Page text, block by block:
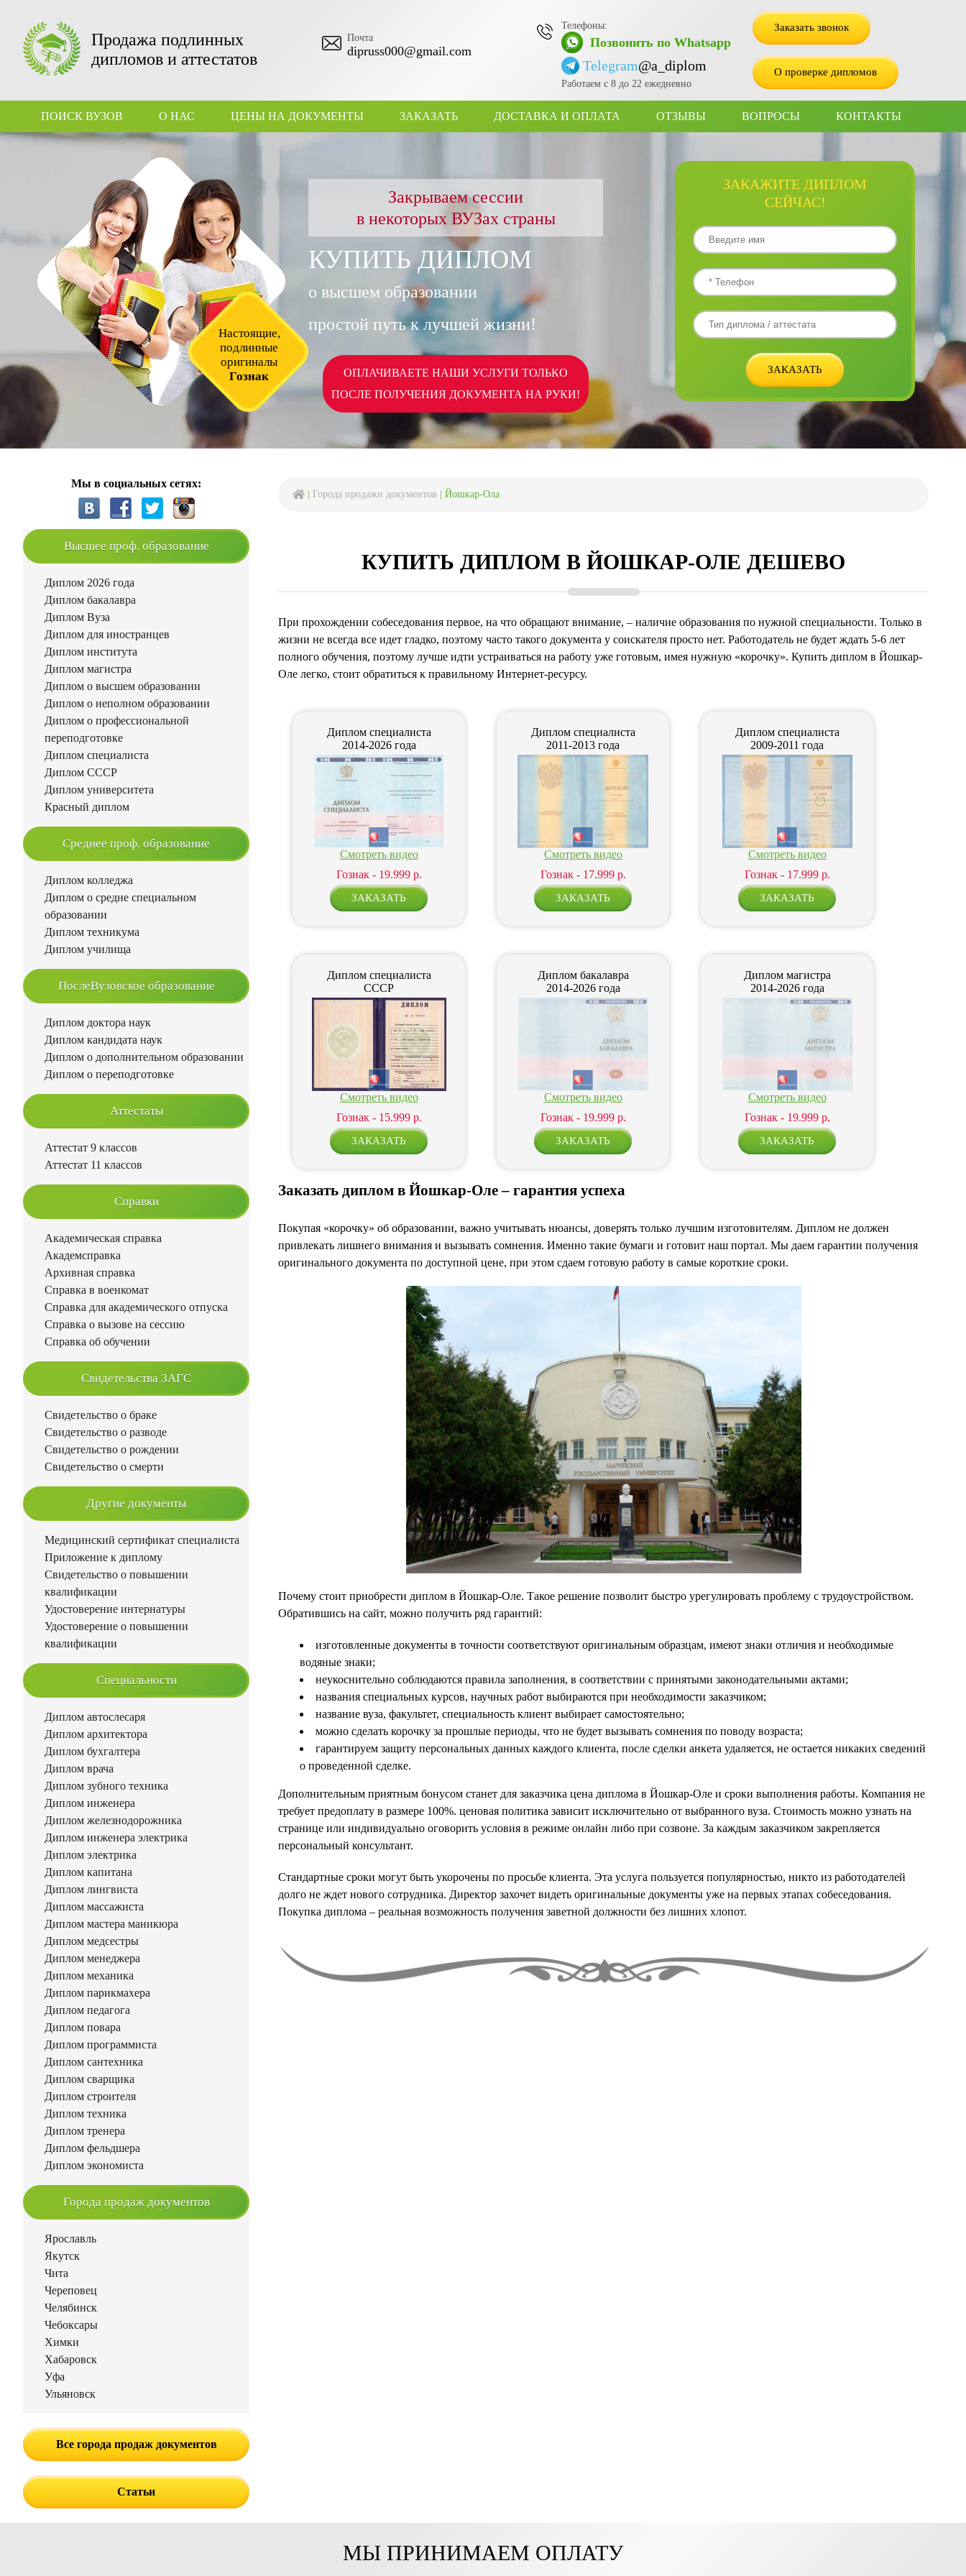
Продажа подлинных
дипломов и аттестатов
Почта
dipruss000@gmail.com
Телефоны:
Позвонить по Whatsapp
Telegram@a_diplom
Работаем с 8 до 22 ежедневно
Заказать звонок
О проверке дипломов
ПОИСК ВУЗОВ О НАС ЦЕНЫ НА ДОКУМЕНТЫ ЗАКАЗАТЬ ДОСТАВКА И ОПЛАТА ОТЗЫВЫ ВОПРОСЫ КОНТАКТЫ
Настоящие,
подлинные
оригиналы
Гознак
Закрываем сессии
в некоторых ВУЗах страны
КУПИТЬ ДИПЛОМ
о высшем образовании
простой путь к лучшей жизни!
ОПЛАЧИВАЕТЕ НАШИ УСЛУГИ ТОЛЬКО
ПОСЛЕ ПОЛУЧЕНИЯ ДОКУМЕНТА НА РУКИ!
ЗАКАЖИТЕ ДИПЛОМ
СЕЙЧАС!
Города продажи документов Йошкар-Ола
КУПИТЬ ДИПЛОМ В ЙОШКАР-ОЛЕ ДЕШЕВО
При прохождении собеседования первое, на что обращают внимание, – наличие образования по нужной специальности. Только в
жизни не всегда все идет гладко, поэтому часто такого документа у соискателя просто нет. Работодатель не будет ждать 5-6 лет
полного обучения, поэтому лучше идти устраиваться на работу уже готовым, имея нужную «корочку». Купить диплом в Йошкар-
Оле легко, стоит обратиться к правильному Интернет-ресурсу.
Диплом специалиста
2014-2026 года
Смотреть видео
Гознак - 19.999 р.
Диплом специалиста
2011-2013 года
Смотреть видео
Гознак - 17.999 р.
Диплом специалиста
2009-2011 года
Смотреть видео
Гознак - 17.999 р.
Диплом специалиста
СССР
Смотреть видео
Гознак - 15.999 р.
Диплом бакалавра
2014-2026 года
Смотреть видео
Гознак - 19.999 р.
Диплом магистра
2014-2026 года
Смотреть видео
Гознак - 19.999 р.
Заказать диплом в Йошкар-Оле – гарантия успеха
Покупая «корочку» об образовании, важно учитывать нюансы, доверять только лучшим изготовителям. Диплом не должен
привлекать лишнего внимания и вызывать сомнения. Именно такие бумаги и готовит наш портал. Мы даем гарантии получения
оригинального документа по доступной цене, при этом сдаем готовую работу в самые короткие сроки.
Почему стоит приобрести диплом в Йошкар-Оле. Такое решение позволит быстро урегулировать проблему с трудоустройством.
Обратившись на сайт, можно получить ряд гарантий:
изготовленные документы в точности соответствуют оригинальным образцам, имеют знаки отличия и необходимые
водяные знаки;
неукоснительно соблюдаются правила заполнения, в соответствии с принятыми законодательными актами;
названия специальных курсов, научных работ выбираются при необходимости заказчиком;
название вуза, факультет, специальность клиент выбирает самостоятельно;
можно сделать корочку за прошлые периоды, что не будет вызывать сомнения по поводу возраста;
гарантируем защиту персональных данных каждого клиента, после сделки анкета удаляется, не остается никаких сведений
о проведенной сделке.
Дополнительным приятным бонусом станет для заказчика цена диплома в Йошкар-Оле и сроки выполнения работы. Компания не
требует предоплату в размере 100%. ценовая политика зависит исключительно от выбранного вуза. Стоимость можно узнать на
странице или индивидуально оговорить условия в режиме онлайн либо при созвоне. За каждым заказчиком закрепляется
персональный консультант.
Стандартные сроки могут быть укорочены по просьбе клиента. Эта услуга пользуется популярностью, никто из работодателей
долго не ждет нового сотрудника. Директор захочет видеть оригинальные документы уже на первых этапах собеседования.
Покупка диплома – реальная возможность получения заветной должности без лишних хлопот.
Мы в социальных сетях:
Высшее проф. образование
Диплом 2026 года
Диплом бакалавра
Диплом Вуза
Диплом для иностранцев
Диплом института
Диплом магистра
Диплом о высшем образовании
Диплом о неполном образовании
Диплом о профессиональной
переподготовке
Диплом специалиста
Диплом СССР
Диплом университета
Красный диплом
Среднее проф. образование
Диплом колледжа
Диплом о средне специальном
образовании
Диплом техникума
Диплом училища
ПослеВузовское образование
Диплом доктора наук
Диплом кандидата наук
Диплом о дополнительном образовании
Диплом о переподготовке
Аттестаты
Аттестат 9 классов
Аттестат 11 классов
Справки
Академическая справка
Академсправка
Архивная справка
Справка в военкомат
Справка для академического отпуска
Справка о вызове на сессию
Справка об обучении
Свидетельства ЗАГС
Свидетельство о браке
Свидетельство о разводе
Свидетельство о рождении
Свидетельство о смерти
Другие документы
Медицинский сертификат специалиста
Приложение к диплому
Свидетельство о повышении
квалификации
Удостоверение интернатуры
Удостоверение о повышении
квалификации
Специальности
Диплом автослесаря
Диплом архитектора
Диплом бухгалтера
Диплом врача
Диплом зубного техника
Диплом инженера
Диплом железнодорожника
Диплом инженера электрика
Диплом электрика
Диплом капитана
Диплом лингвиста
Диплом массажиста
Диплом мастера маникюра
Диплом медсестры
Диплом менеджера
Диплом механика
Диплом парикмахера
Диплом педагога
Диплом повара
Диплом программиста
Диплом сантехника
Диплом сварщика
Диплом строителя
Диплом техника
Диплом тренера
Диплом фельдшера
Диплом экономиста
Города продаж документов
Ярославль
Якутск
Чита
Череповец
Челябинск
Чебоксары
Химки
Хабаровск
Уфа
Ульяновск
Все города продаж документов
Статьи
МЫ ПРИНИМАЕМ ОПЛАТУ